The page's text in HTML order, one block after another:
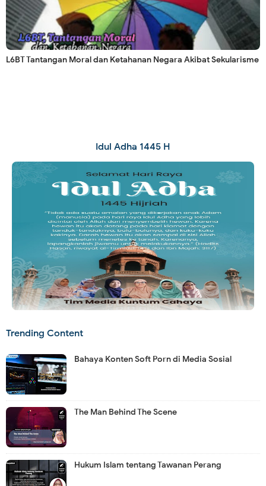
L6BT Tantangan Moral dan Ketahanan Negara Akibat Sekularisme
Idul Adha 1445 H
Trending Content
Bahaya Konten Soft Porn di Media Sosial
The Man Behind The Scene
Hukum Islam tentang Tawanan Perang